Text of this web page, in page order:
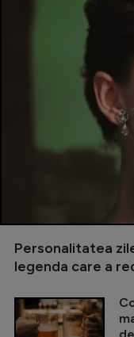
Personalitatea
legenda care a